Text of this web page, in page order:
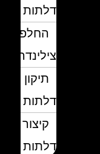
דלתות
החלפת
צילינדרים
תיקון
דלתות
קיצור
דלתות